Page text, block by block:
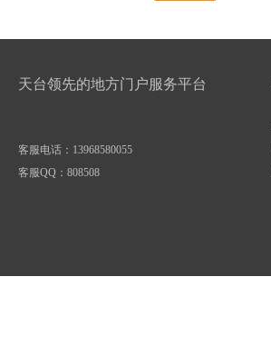
天台领先的地方门户服务平台
客服电话：13968580055
客服QQ： 808508